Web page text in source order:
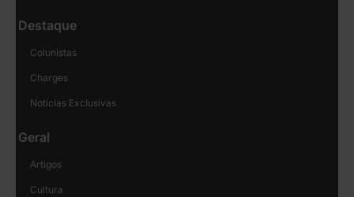
Destaque
Colunistas
Charges
Notícias Exclusivas
Geral
Artigos
Cultura